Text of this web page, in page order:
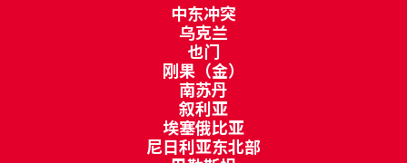
中东冲突
乌克兰
也门
刚果（金）
南苏丹
叙利亚
埃塞俄比亚
尼日利亚东北部